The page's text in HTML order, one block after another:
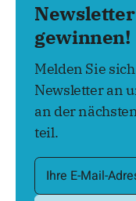
gewinnen!
Melden Sie
Newsletter an
an der
teil.